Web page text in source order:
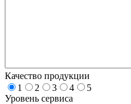
Качество продукции
1
2 3 4
5
Уровень сервиса